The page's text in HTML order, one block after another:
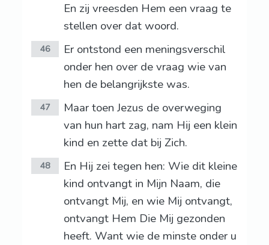
En zij vreesden Hem een vraag te
stellen over dat woord.
46
Er ontstond een meningsverschil
onder hen over de vraag wie van
hen de belangrijkste was.
47
Maar toen Jezus de overweging
van hun hart zag, nam Hij een klein
kind en zette dat bij Zich.
48
En Hij zei tegen hen: Wie dit kleine
kind ontvangt in Mijn Naam, die
ontvangt Mij, en wie Mij ontvangt,
ontvangt Hem Die Mij gezonden
heeft. Want wie de minste onder u